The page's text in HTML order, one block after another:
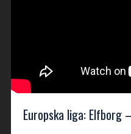
Europska liga: Elfborg